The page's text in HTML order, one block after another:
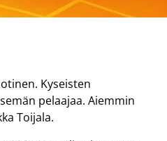
Kyseisten
pelaajaa. Aiemmin
Toijala.